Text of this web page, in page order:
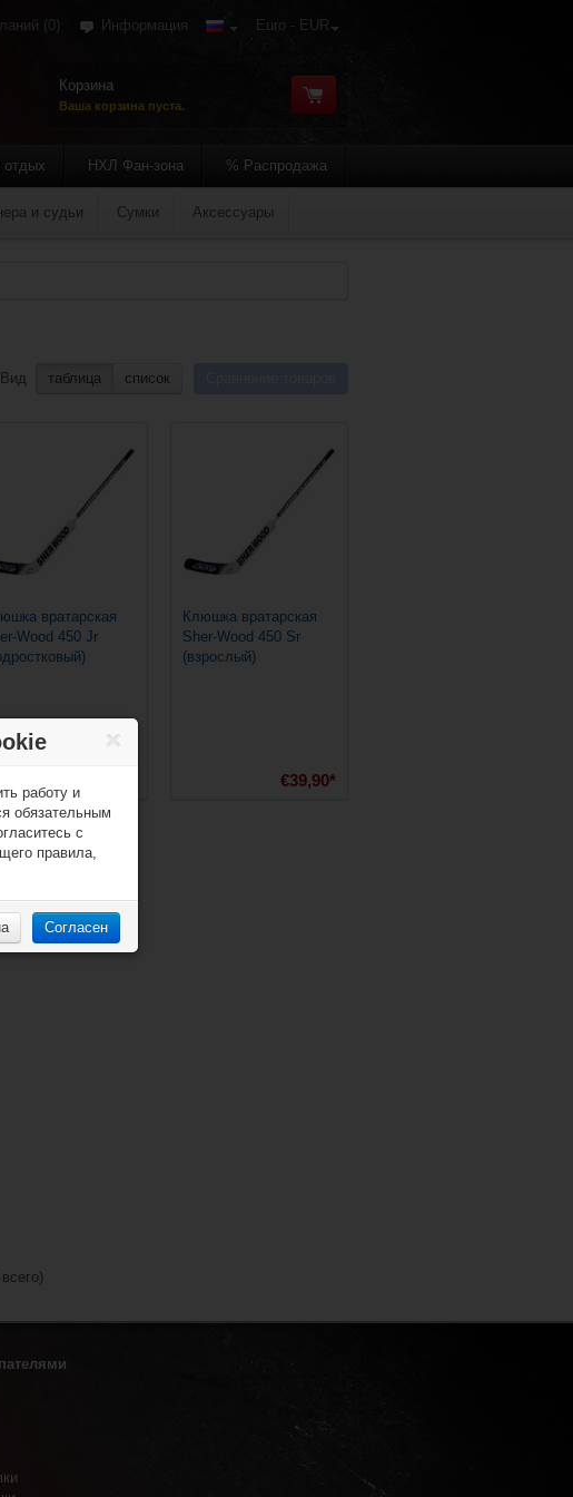
(0) Информация Euro - EUR
Корзина
Ваша корзина пуста.
и судьи Сумки Аксессуары
отдых НХЛ Фан-зона % Распродажа
Вид таблица список
вратарская
Wood 450 Jr
Клюшка вратарская
Sher-Wood 450 Sr
(взрослый)
€39,90*
работу и
обязательным
с
правила,
Согласен